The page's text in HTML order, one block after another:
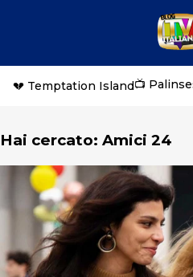
💔 Temptation Island📺
Hai cercato: Amici 24